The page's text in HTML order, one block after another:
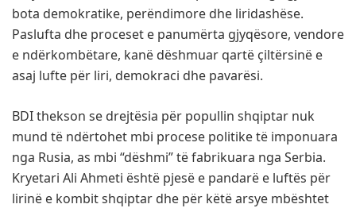
bota demokratike, perëndimore dhe liridashëse.
Paslufta dhe proceset e panumërta gjyqësore, vendore
e ndërkombëtare, kanë dëshmuar qartë çiltërsinë e
asaj lufte për liri, demokraci dhe pavarësi.
BDI thekson se drejtësia për popullin shqiptar nuk
mund të ndërtohet mbi procese politike të imponuara
nga Rusia, as mbi “dëshmi” të fabrikuara nga Serbia.
Kryetari Ali Ahmeti është pjesë e pandarë e luftës për
lirinë e kombit shqiptar dhe për këtë arsye mbështet